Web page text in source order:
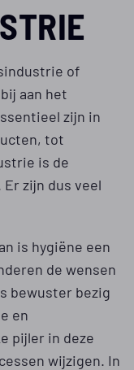
of
aan het
zijn in
tot
is de
zijn dus veel
is hygiëne een
de wensen
bewuster bezig
en
pijler in deze
wijzigen. In